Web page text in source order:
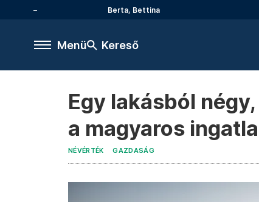
Berta, Bettina
Menü Kereső
Egy lakásból
a magyaros
NÉVÉRTÉK GAZDASÁG